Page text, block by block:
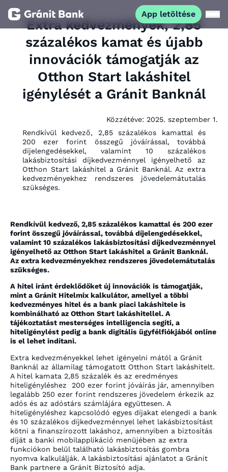
App letöltése
Magánszemélyeknek
Vállalkozásoknak
Befektetőknek
Kapcsolat
Extra kedvezmények, 2,85
százalékos kamat és újabb
innovációk támogatják az
Otthon Start lakáshitel
igénylését a Gránit Banknál
Közzétéve: 2025. szeptember 1.
Rendkívül kedvező, 2,85 százalékos kamattal és
200 ezer forint összegű jóváírással, továbbá
díjelengedésekkel, valamint 10 százalékos
lakásbiztosítási díjkedvezménnyel igényelhető az
Otthon Start lakáshitel a Gránit Banknál. Az extra
kedvezményekhez rendszeres jövedelemátutalás
szükséges.
Rendkívül kedvező, 2,85 százalékos kamattal és 200 ezer
forint összegű jóváírással, továbbá díjelengedésekkel,
valamint 10 százalékos lakásbiztosítási díjkedvezménnyel
igényelhető az Otthon Start lakáshitel a Gránit Banknál.
Az extra kedvezményekhez rendszeres jövedelemátutalás
szükséges.
A hitel iránt érdeklődőket új innovációk is támogatják,
mint a Gránit Hitelmix kalkulátor, amellyel a többi
kedvezményes hitel és a bank piaci lakáshitele is
kombinálható az Otthon Start lakáshitellel. A
tájékoztatást mesterséges intelligencia segíti, a
hiteligénylést pedig a bank digitális ügyfélfiókjából online
is el lehet indítani.
Extra kedvezményekkel lehet igényelni mától a Gránit
Banknál az államilag támogatott Otthon Start lakáshitelt.
A hitel kamata 2,85 százalék és az eredményes
hiteligényléshez 200 ezer forint jóváírás jár, amennyiben
legalább 250 ezer forint rendszeres jövedelem érkezik az
adós és az adóstárs számlájára együttesen. A
hiteligényléshez kapcsolódó egyes díjakat elengedi a bank
és 10 százalékos díjkedvezménnyel lehet lakásbiztosítást
kötni a finanszírozott lakáshoz, amennyiben a biztosítás
díját a banki mobilapplikáció menüjében az extra
funkciókon belül található lakásbiztosítás gombra
nyomva kalkulálják. A lakásbiztosítási ajánlatot a Gránit
Bank partnere a Gránit Biztosító adja.